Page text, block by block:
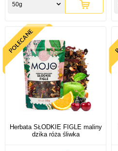
50g
Herbata SŁODKIE FIGLE maliny
dzika róża śliwka